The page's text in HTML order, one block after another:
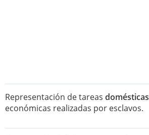
Representación de tareas domésticas
económicas realizadas por esclavos.